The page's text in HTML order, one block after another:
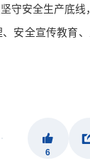
守安全生产底
安全宣传教育
6